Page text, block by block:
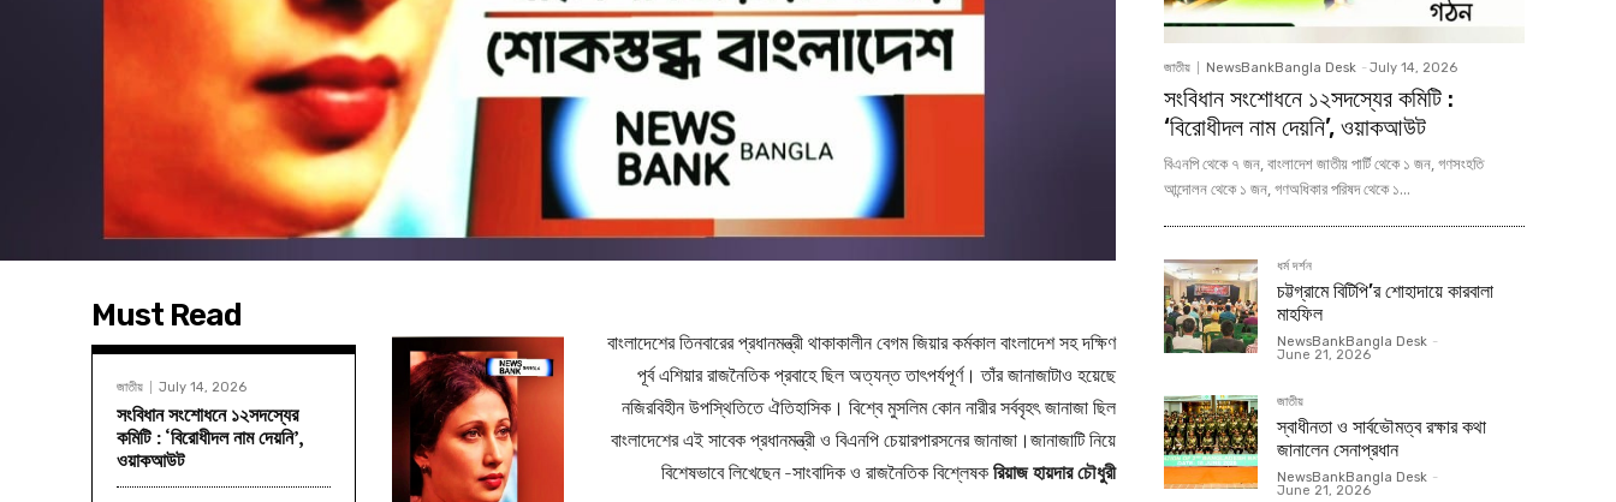
Must Read
জাতীয় July 14, 2026
সংবিধান সংশোধনে ১২সদস্যের
কমিটি : ‘বিরোধীদল নাম দেয়নি’,
ওয়াকআউট
বাংলাদেশের তিনবারের প্রধানমন্ত্রী থাকাকালীন বেগম জিয়ার কর্মকাল বাংলাদেশ সহ দক্ষিণ
পূর্ব এশিয়ার রাজনৈতিক প্রবাহে ছিল অত্যন্ত তাৎপর্যপূর্ণ। তাঁর জানাজাটাও হয়েছে
নজিরবিহীন উপস্থিতিতে ঐতিহাসিক। বিশ্বে মুসলিম কোন নারীর সর্ববৃহৎ জানাজা ছিল
বাংলাদেশের এই সাবেক প্রধানমন্ত্রী ও বিএনপি চেয়ারপারসনের জানাজা।জানাজাটি নিয়ে
বিশেষভাবে লিখেছেন -সাংবাদিক ও রাজনৈতিক বিশ্লেষকরিয়াজ হায়দার চৌধুরী
জাতীয় NewsBankBangla Desk - July 14, 2026
সংবিধান সংশোধনে ১২সদস্যের কমিটি :
‘বিরোধীদল নাম দেয়নি’, ওয়াকআউট
বিএনপি থেকে ৭ জন, বাংলাদেশ জাতীয় পার্টি থেকে ১ জন, গণসংহতি
আন্দোলন থেকে ১ জন, গণঅধিকার পরিষদ থেকে ১...
ধর্ম দর্শন
চট্টগ্রামে বিটিপি’র শোহাদায়ে কারবালা
মাহফিল
NewsBankBangla Desk -
June 21, 2026
জাতীয়
স্বাধীনতা ও সার্বভৌমত্ব রক্ষার কথা
জানালেন সেনাপ্রধান
NewsBankBangla Desk -
June 21, 2026